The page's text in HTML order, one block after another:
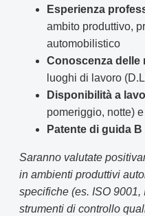
Esperienza
ambito produttivo,
automobilistico
Conoscenza delle
luoghi di lavoro
Disponibilità a
pomeriggio, notte)
Patente di guida B
Saranno valutate
in ambienti produttivi
specifiche (es. ISO
strumenti di controllo